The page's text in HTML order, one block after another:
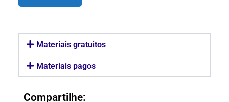
Materiais gratuitos
Materiais pagos
Compartilhe: